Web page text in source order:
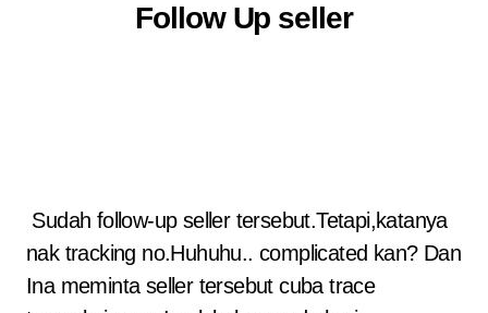
Follow Up seller
Sudah follow-up seller tersebut.Tetapi,katanya
nak tracking no.Huhuhu.. complicated kan? Dan
Ina meminta seller tersebut cuba trace